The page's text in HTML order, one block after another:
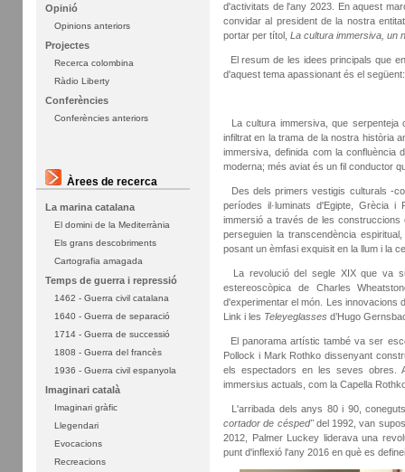
Opinió
Opinions anteriors
Projectes
Recerca colombina
Ràdio Liberty
Conferències
Conferències anteriors
Àrees de recerca
La marina catalana
El domini de la Mediterrània
Els grans descobriments
Cartografia amagada
Temps de guerra i repressió
1462 - Guerra civil catalana
1640 - Guerra de separació
1714 - Guerra de successió
1808 - Guerra del francès
1936 - Guerra civil espanyola
Imaginari català
Imaginari gràfic
Llegendari
Evocacions
Recreacions
d'activitats de l'any 2023. En aquest
convidar al president de la nostra
portar per títol, La cultura immersiva, un
El resum de les idees principals que
d'aquest tema apassionant és el següent:
La cultura immersiva, que serpenteja
infiltrat en la trama de la nostra història
immersiva, definida com la confluència
moderna; més aviat és un fil conductor
Des dels primers vestigis culturals -
períodes il·luminats d'Egipte, Grècia
immersió a través de les
perseguien la transcendència
posant un èmfasi exquisit en la llum i la
La revolució del segle XIX que va
estereoscòpica de Charles
d'experimentar el món. Les innovacions
Link i les Teleyeglasses d’Hugo
El panorama artístic també va ser
Pollock i Mark Rothko dissenyant
els espectadors en les seves obres.
immersius actuals, com la Capella
L'arribada dels anys 80 i 90,
cortador de césped"del 1992, van
2012, Palmer Luckey liderava una
punt d'inflexió l'any 2016 en què es